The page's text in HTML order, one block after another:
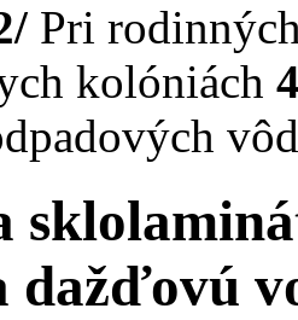
Pri
kolóniách
vôd
dažďovú